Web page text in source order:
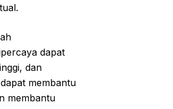
dapat
dan
membantu
membantu